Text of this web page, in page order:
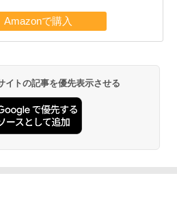
イトの記事を優先表示させる